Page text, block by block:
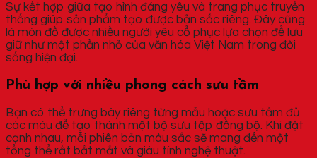
Sự kết hợp giữa tạo hình đáng yêu và trang phục truyền
thống giúp sản phẩm tạo được bản sắc riêng. Đây cũng
là món đồ được nhiều người yêu cổ phục lựa chọn để lưu
giữ như một phần nhỏ của văn hóa Việt Nam trong đời
sống hiện đại.
Phù hợp với nhiều phong cách sưu tầm
Bạn có thể trưng bày riêng từng mẫu hoặc sưu tầm đủ
các màu để tạo thành một bộ sưu tập đồng bộ. Khi đặt
cạnh nhau, mỗi phiên bản màu sắc sẽ mang đến một
tổng thể rất bắt mắt và giàu tính nghệ thuật.